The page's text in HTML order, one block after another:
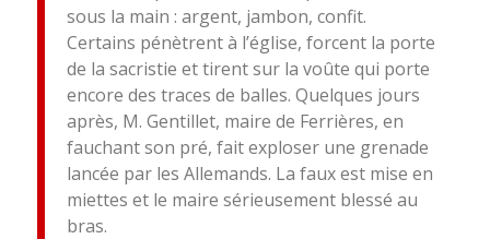
sous la main : argent, jambon, confit.
Certains pénètrent à l’église, forcent la porte
de la sacristie et tirent sur la voûte qui porte
encore des traces de balles. Quelques jours
après, M. Gentillet, maire de Ferrières, en
fauchant son pré, fait exploser une grenade
lancée par les Allemands. La faux est mise en
miettes et le maire sérieusement blessé au
bras.